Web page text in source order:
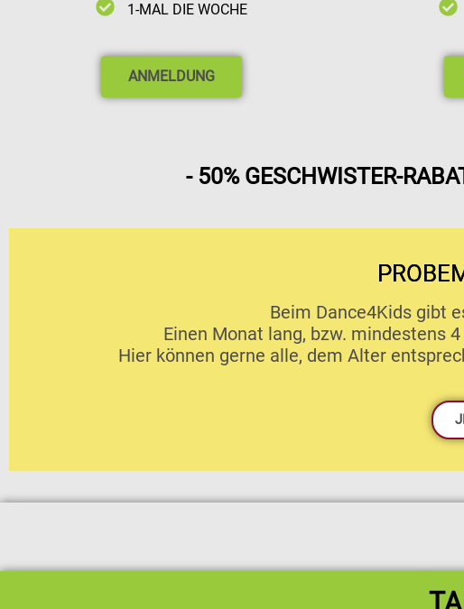
1-MAL DIE WOCHE
ANMELDUNG
- 50% GESCHWISTER-
Beim Dance4Kids gibt
Einen Monat lang, bzw. mindestens
Hier können gerne alle, dem Alter